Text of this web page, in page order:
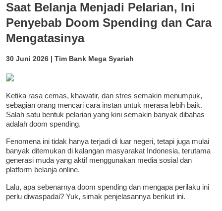
Saat Belanja Menjadi Pelarian, Ini
Penyebab Doom Spending dan Cara
Mengatasinya
30 Juni 2026 | Tim Bank Mega Syariah
Ketika rasa cemas, khawatir, dan stres semakin menumpuk,
sebagian orang mencari cara instan untuk merasa lebih baik.
Salah satu bentuk pelarian yang kini semakin banyak dibahas
adalah doom spending.
Fenomena ini tidak hanya terjadi di luar negeri, tetapi juga mulai
banyak ditemukan di kalangan masyarakat Indonesia, terutama
generasi muda yang aktif menggunakan media sosial dan
platform belanja online.
Lalu, apa sebenarnya doom spending dan mengapa perilaku ini
perlu diwaspadai? Yuk, simak penjelasannya berikut ini.